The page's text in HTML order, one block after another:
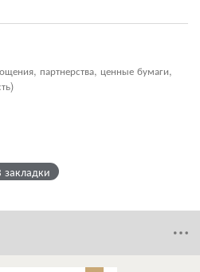
партнерства, ценные бумаги,
закладки